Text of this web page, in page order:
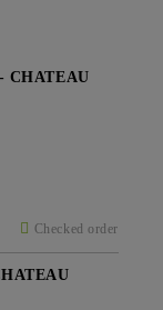
Checked order
CHATEAU